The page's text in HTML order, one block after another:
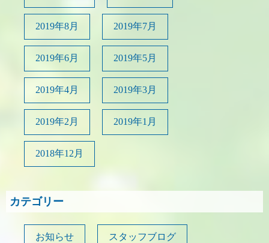
2019年8月 2019年7月
2019年6月 2019年5月
2019年4月 2019年3月
2019年2月 2019年1月
2018年12月
カテゴリー
お知らせ スタッフブログ